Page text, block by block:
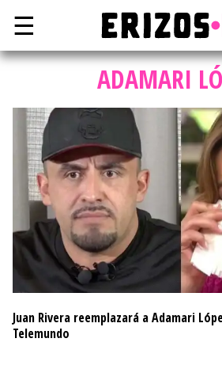
☰
ADAMARI
Juan Rivera reemplazará a Adamari
Telemundo